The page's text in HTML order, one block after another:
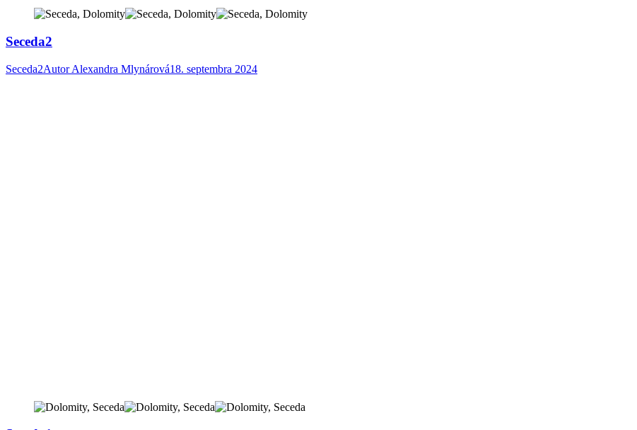
Seceda2
Seceda2AutorAlexandra Mlynárová18. septembra 2024